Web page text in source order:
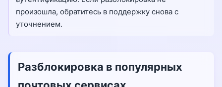
произошла, обратитесь в поддержку снова с
уточнением.
Разблокировка в популярных